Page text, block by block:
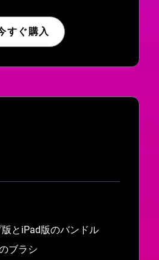
すぐ購入
とiPad版のバンドル
ブラシ